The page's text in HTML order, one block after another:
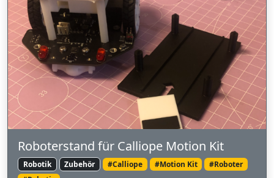
Roboterstand für Calliope Motion Kit
Robotik Zubehör #Calliope #Motion Kit
#Roboter